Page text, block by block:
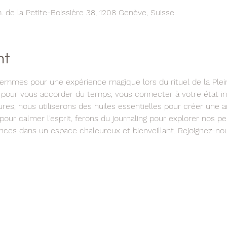
la Petite-Boissière 38, 1208 Genève, Suisse
pour une expérience magique lors du rituel de la
vous accorder du temps, vous connecter à votre état
nous utiliserons des huiles essentielles pour créer une
calmer l'esprit, ferons du journaling pour explorer nos
dans un espace chaleureux et bienveillant. Rejoignez-